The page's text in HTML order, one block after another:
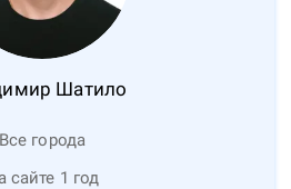
Шатило
Все города
сайте 1 год